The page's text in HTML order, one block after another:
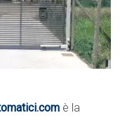
è la